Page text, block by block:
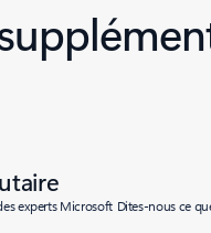
experts Microsoft Dites-nous ce